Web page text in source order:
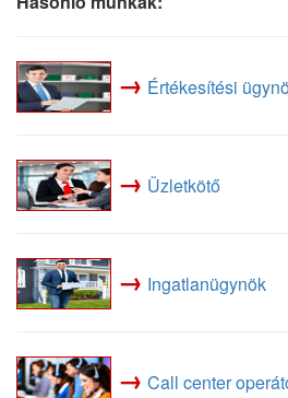
→ Értékesítési
→ Üzletkötő
→ Ingatlanügynök
→ Call center